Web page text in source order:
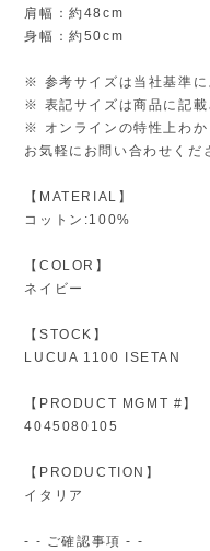
肩幅：約48cm
身幅：約50cm
※ 参考サイズは当社基準に
※ 表記サイズは商品に記載
※ オンラインの特性上わか
お気軽にお問い合わせくだ
【MATERIAL】
コットン:100%
【COLOR】
ネイビー
【STOCK】
LUCUA 1100 ISETAN
【PRODUCT MGMT #】
4045080105
【PRODUCTION】
イタリア
- - ご確認事項 - -